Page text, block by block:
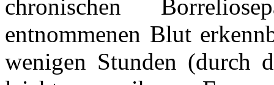
chronischen
entnommenen Blut
wenigen Stunden (durch